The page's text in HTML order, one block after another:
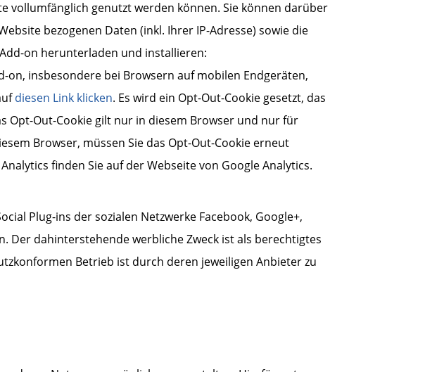
vollumfänglich genutzt werden können. Sie können darüber
bezogenen Daten (inkl. Ihrer IP-Adresse) sowie die
on herunterladen und installieren:
on, insbesondere bei Browsern auf mobilen Endgeräten,
diesen Link klicken. Es wird ein Opt-Out-Cookie gesetzt, das
Opt-Out-Cookie gilt nur in diesem Browser und nur für
Browser, müssen Sie das Opt-Out-Cookie erneut
finden Sie auf der Webseite von Google Analytics.
Plug-ins der sozialen Netzwerke Facebook, Google+,
dahinterstehende werbliche Zweck ist als berechtigtes
Betrieb ist durch deren jeweiligen Anbieter zu